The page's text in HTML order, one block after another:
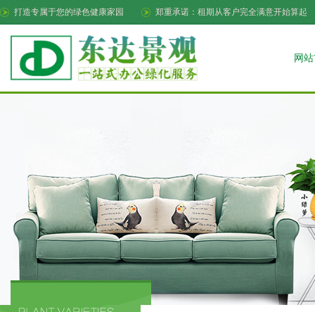
打造专属于您的绿色健康家园 郑重承诺：租期从客户完全满意开始算起
网